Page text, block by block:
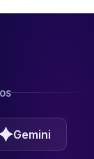
Gemini